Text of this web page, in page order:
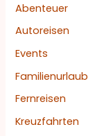
Abenteuer
Autoreisen
Events
Familienurlaub
Fernreisen
Kreuzfahrten